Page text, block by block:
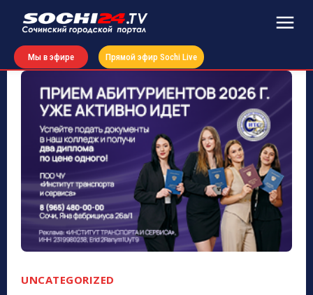
Мы в эфире Прямой эфир Sochi Live
UNCATEGORIZED